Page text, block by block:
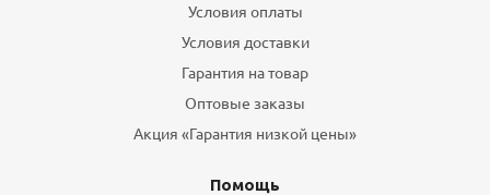
Условия оплаты
Условия доставки
Гарантия на товар
Оптовые заказы
Акция «Гарантия низкой цены»
Помощь